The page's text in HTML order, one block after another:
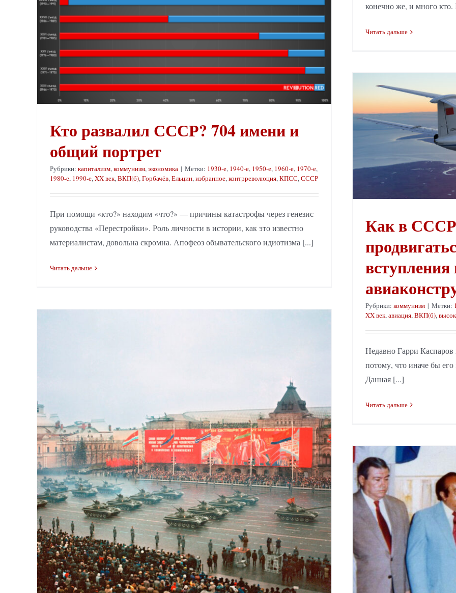
конечно же, и много
Читать дальше
Кто развалил СССР? 704 имени и
общий портрет
Рубрики: капитализм,коммунизм,экономика | Метки: 1930-е, 1940-е, 1950-е, 1960-е, 1970-е,
1980-е, 1990-е,XX век,ВКП(б),Горбачёв,Ельцин,избранное,контрреволюция,КПСС,СССР
При помощи «кто?» находим «что?» — причины катастрофы через генезис
руководства «Перестройки». Роль личности в истории, как это известно
материалистам, довольна скромна. Апофеоз обывательского идиотизма [...]
Читать дальше
Как в СССР
Рубрики: коммунизм | Метки:
XX век, авиация, ВКП(б),
Недавно Гарри
потому, что иначе бы
Данная [...]
Читать дальше